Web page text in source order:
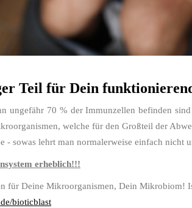
Teil für Dein
ungefähr 70 % der Immunzellen befinden
welche für den Großteil der
sowas lehrt man normalerweise einfach nicht
erheblich!!!
für Deine Mikroorganismen, Dein Mikrobiom!
bioticblast